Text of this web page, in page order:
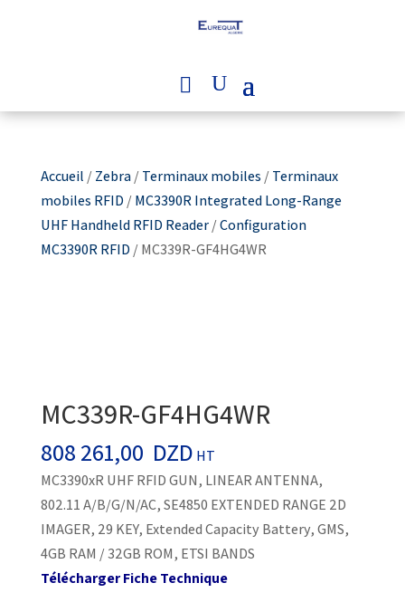
Accueil /Zebra/Terminaux mobiles /Terminaux
mobiles RFID/MC3390R Integrated Long-Range
UHF Handheld RFID Reader/Configuration
MC3390R RFID/ MC339R-GF4HG4WR
MC339R-GF4HG4WR
808 261,00 DZD HT
MC3390xR UHF RFID GUN, LINEAR ANTENNA,
802.11 A/B/G/N/AC, SE4850 EXTENDED RANGE 2D
IMAGER, 29 KEY, Extended Capacity Battery, GMS,
4GB RAM / 32GB ROM, ETSI BANDS
Télécharger Fiche Technique